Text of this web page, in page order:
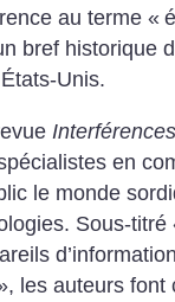
au terme «
bref historique
Unis.
Interférences
en
le monde
Sous-titré
les auteurs font